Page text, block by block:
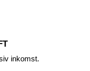
inkomst.